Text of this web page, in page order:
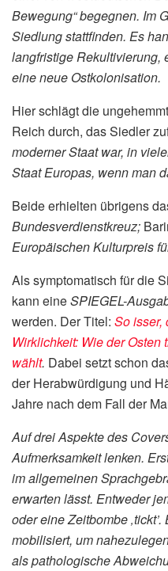
Bewegung“ begegnen. Im
Siedlung stattfinden. Es
langfristige Rekultivierung,
eine neue Ostkolonisation.
Hier schlägt die
Reich durch, das Siedler
moderner Staat war, in
Staat Europas, wenn man
Beide erhielten übrigens
Bundesverdienstkreuz;
Europäischen Kulturpreis
Als symptomatisch für die
kann eineSPIEGEL-
werden. Der Titel: So isser,
Wirklichkeit: Wie der
wählt. Dabei setzt schon
der Herabwürdigung und
Jahre nach dem Fall der
Auf drei Aspekte des
Aufmerksamkeit lenken.
im allgemeinen
erwarten lässt. Entweder
oder eine Zeitbombe
mobilisiert, um
als pathologische